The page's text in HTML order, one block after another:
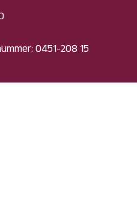
0451-208 15